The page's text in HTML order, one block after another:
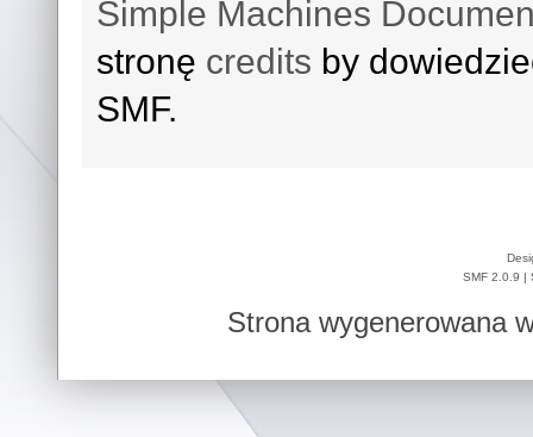
Simple Machines
stronę credits by
SMF.
SMF 2.0.9 |
Strona wygenerowana